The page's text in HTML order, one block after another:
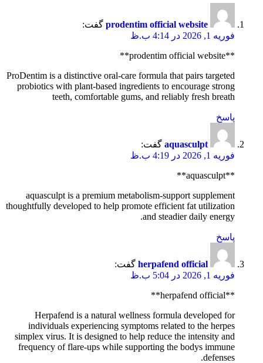
prodentim official website گفت:
فوریه 1, 2026 در 4:14 ب.ظ
**prodentim official website**
ProDentim is a distinctive oral-care formula that pairs targeted
probiotics with plant-based ingredients to encourage strong
teeth, comfortable gums, and reliably fresh breath
پاسخ
aquasculpt گفت:
فوریه 1, 2026 در 4:19 ب.ظ
**aquasculpt**
aquasculpt is a premium metabolism-support supplement
thoughtfully developed to help promote efficient fat utilization
and steadier daily energy.
پاسخ
herpafend official گفت:
فوریه 1, 2026 در 5:04 ب.ظ
**herpafend official**
Herpafend is a natural wellness formula developed for
individuals experiencing symptoms related to the herpes
simplex virus. It is designed to help reduce the intensity and
frequency of flare-ups while supporting the bodys immune
defenses.